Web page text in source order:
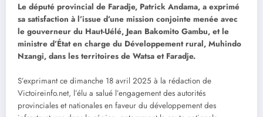
Le député provincial de Faradje, Patrick Andama, a exprimé
sa satisfaction à l’issue d’une mission conjointe menée avec
le gouverneur du Haut-Uélé, Jean Bakomito Gambu, et le
ministre d’État en charge du Développement rural, Muhindo
Nzangi, dans les territoires de Watsa et Faradje.
S’exprimant ce dimanche 18 avril 2025 à la rédaction de
Victoireinfo.net, l’élu a salué l’engagement des autorités
provinciales et nationales en faveur du développement des